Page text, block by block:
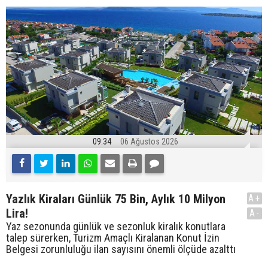
09:34 06 Ağustos 2026
Yazlık Kiraları Günlük 75 Bin, Aylık 10 Milyon
Lira!
Yaz sezonunda günlük ve sezonluk kiralık konutlara
talep sürerken, Turizm Amaçlı Kiralanan Konut İzin
Belgesi zorunluluğu ilan sayısını önemli ölçüde azalttı
A+
A-